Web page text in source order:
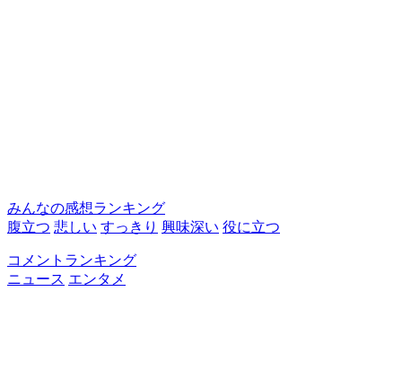
みんなの感想ランキング
腹立つ 悲しい すっきり 興味深い 役に立つ
コメントランキング
ニュース エンタメ